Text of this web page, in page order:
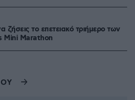
ζήσεις το επετειακό τριήμερο των
Mini Marathon